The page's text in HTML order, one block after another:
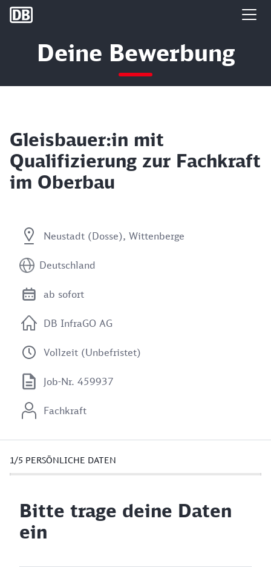
DB Group
Deine Bewerbung
Gleisbauer:in mit
Qualifizierung zur Fachkraft
im Oberbau
Neustadt (Dosse), Wittenberge
Deutschland
ab sofort
DB InfraGO AG
Vollzeit (Unbefristet)
Job-Nr. 459937
Fachkraft
1/5 PERSÖNLICHE DATEN
Bitte trage deine Daten
ein